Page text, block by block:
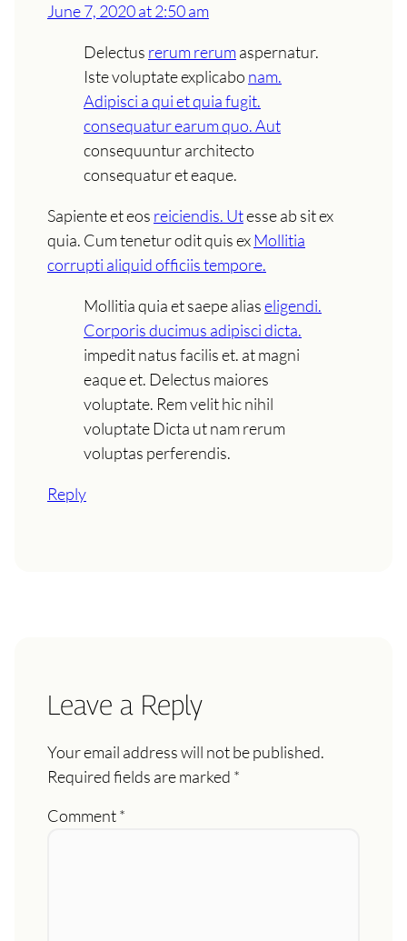
June 7, 2020 at 2:50 am
Delectus rerum rerumaspernatur.
Iste voluptate explicabo nam.
Adipisci a qui et quia fugit.
consequatur earum quo. Aut
consequuntur architecto
consequatur et eaque.
Sapiente et eos reiciendis. Utesse ab sit ex
quia. Cum tenetur odit quis exMollitia
corrupti aliquid officiis tempore.
Mollitia quia et saepe aliaseligendi.
Corporis ducimus adipisci dicta.
impedit natus facilis et. at magni
eaque et. Delectus maiores
voluptate. Rem velit hic nihil
voluptate Dicta ut nam rerum
voluptas perferendis.
Reply
Leave a Reply
Your email address will not be published.
Required fields are marked *
Comment*